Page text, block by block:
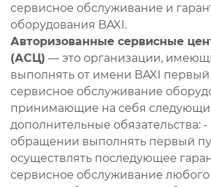
сервисное обслуживание и
оборудования BAXI.
Авторизованные сервисные
(АСЦ) — это организации,
выполнять от имени BAXI первый
сервисное обслуживание
принимающие на себя
дополнительные обязательства:
обращении выполнять первый
осуществлять последующее
сервисное обслуживание